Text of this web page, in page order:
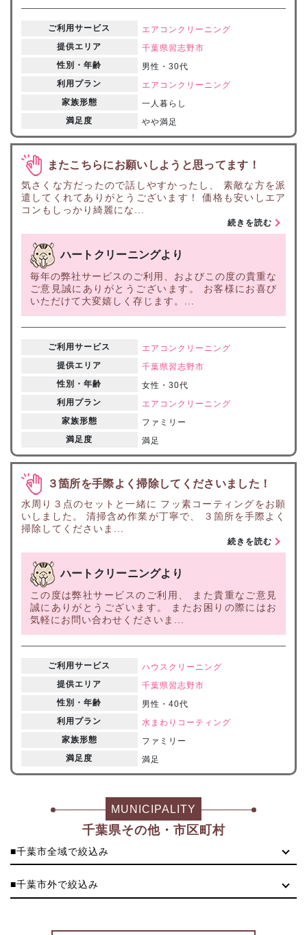
ご利用サービス
エアコンクリーニング
提供エリア
千葉県習志野市
性別・年齢
男性・30代
利用プラン
エアコンクリーニング
家族形態
一人暮らし
満足度
やや満足
またこちらにお願いしようと思ってます！
気さくな方だったので話しやすかったし、 素敵な方を派
遣してくれてありがとうございます！ 価格も安いしエア
コンもしっかり綺麗にな...
続きを読む
ハートクリーニングより
毎年の弊社サービスのご利用、およびこの度の貴重な
ご意見誠にありがとうございます。 お客様にお喜び
いただけて大変嬉しく存じます。...
ご利用サービス
エアコンクリーニング
提供エリア
千葉県習志野市
性別・年齢
女性・30代
利用プラン
エアコンクリーニング
家族形態
ファミリー
満足度
満足
３箇所を手際よく掃除してくださいました！
水周り３点のセットと一緒に フッ素コーティングをお願
いしました。 清掃含め作業が丁寧で、 ３箇所を手際よく
掃除してくださいま...
続きを読む
ハートクリーニングより
この度は弊社サービスのご利用、 また貴重なご意見
誠にありがとうございます。 またお困りの際にはお
気軽にお問い合わせくださいま...
ご利用サービス
ハウスクリーニング
提供エリア
千葉県習志野市
性別・年齢
男性・40代
利用プラン
水まわりコーティング
家族形態
ファミリー
満足度
満足
MUNICIPALITY
千葉県その他・市区町村
■千葉市全域で絞込み
■千葉市外で絞込み